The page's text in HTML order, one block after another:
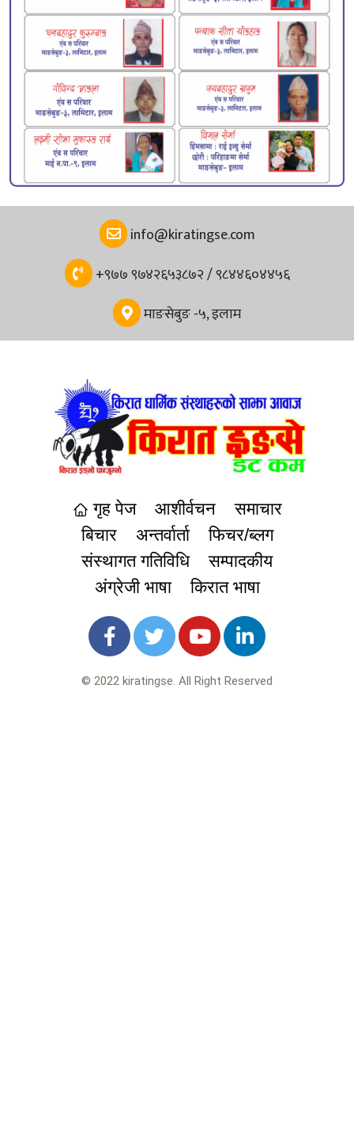
info@kiratingse.com
+९७७ ९७४२६५३८७२ / ९८४४६०४४५६
माङसेबुङ -५, इलाम
गृह पेज आशीर्वचन
समाचार
बिचार
अन्तर्वार्ता
फिचर/ब्लग
संस्थागत गतिविधि
सम्पादकीय
अंग्रेजी भाषा
किरात भाषा
© 2022 kiratingse. All Right Reserved